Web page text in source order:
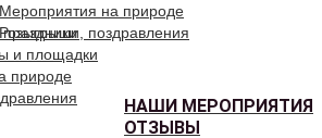
Мероприятия на природе
Розыгрыши, поздравления
НАШИ МЕРОПРИЯТИЯ
ОТЗЫВЫ
и площадки
природе